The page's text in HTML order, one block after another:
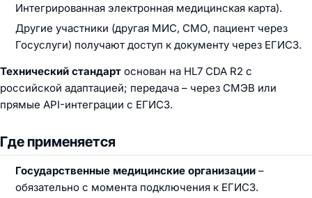
Интегрированная электронная медицинская карта).
Другие участники (другая МИС, СМО, пациент через
Госуслуги) получают доступ к документу через ЕГИСЗ.
Технический стандарт основан на HL7 CDA R2 с
российской адаптацией; передача – через СМЭВ или
прямые API-интеграции с ЕГИСЗ.
Где применяется
Государственные медицинские организации –
обязательно с момента подключения к ЕГИСЗ.